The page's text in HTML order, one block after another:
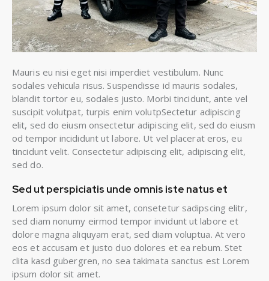
Mauris eu nisi eget nisi imperdiet vestibulum. Nunc
sodales vehicula risus. Suspendisse id mauris sodales,
blandit tortor eu, sodales justo. Morbi tincidunt, ante vel
suscipit volutpat, turpis enim volutpSectetur adipiscing
elit, sed do eiusm onsectetur adipiscing elit, sed do eiusm
od tempor incididunt ut labore. Ut vel placerat eros, eu
tincidunt velit. Consectetur adipiscing elit, adipiscing elit,
sed do.
Sed ut perspiciatis unde omnis iste natus et
Lorem ipsum dolor sit amet, consetetur sadipscing elitr,
sed diam nonumy eirmod tempor invidunt ut labore et
dolore magna aliquyam erat, sed diam voluptua. At vero
eos et accusam et justo duo dolores et ea rebum. Stet
clita kasd gubergren, no sea takimata sanctus est Lorem
ipsum dolor sit amet.